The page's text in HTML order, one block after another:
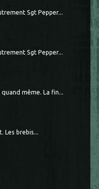
Sgt Pepper...
Sgt Pepper...
même. La fin...
Les brebis...